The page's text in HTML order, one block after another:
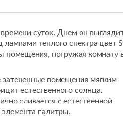
времени суток. Днем он
теплого спектра цвет
помещения, погружая комнату
затененные помещения мягким
естественного солнца.
сливается с естественной
палитры.